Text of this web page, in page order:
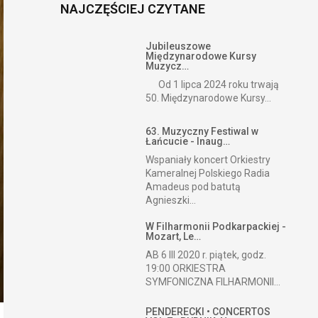
NAJCZĘŚCIEJ CZYTANE
Jubileuszowe
Międzynarodowe Kursy
Muzycz…
Od 1 lipca 2024 roku trwają
50. Międzynarodowe Kursy...
63. Muzyczny Festiwal w
Łańcucie - Inaug…
Wspaniały koncert Orkiestry
Kameralnej Polskiego Radia
Amadeus pod batutą
Agnieszki...
W Filharmonii Podkarpackiej -
Mozart, Le…
AB 6 III 2020 r. piątek, godz.
19:00 ORKIESTRA
SYMFONICZNA FILHARMONII...
PENDERECKI • CONCERTOS